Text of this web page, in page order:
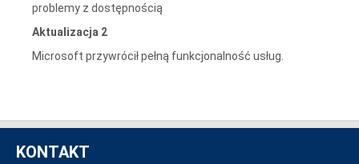
problemy z dostępnością
Aktualizacja 2
Microsoft przywrócił pełną funkcjonalność usług.
KONTAKT